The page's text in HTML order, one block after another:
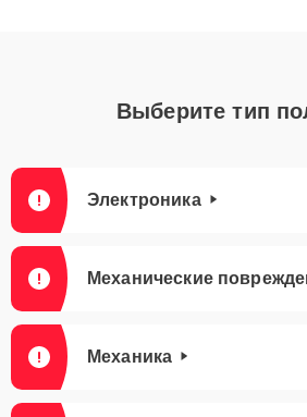
Выберите тип
Электроника
Механические
Механика